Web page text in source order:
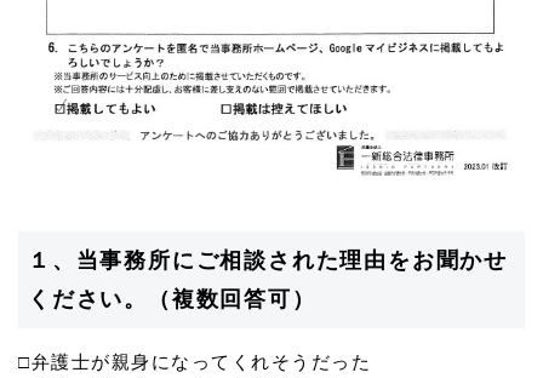
１、当事務所にご相談された理由をお聞かせ
ください。（複数回答可）
□弁護士が親身になってくれそうだった